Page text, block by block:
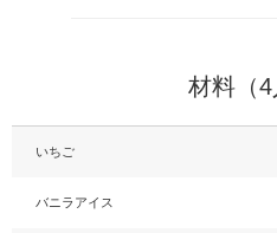
材料（4
いちご
バニラアイス